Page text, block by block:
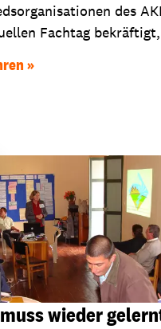
des
Fachtag
wieder